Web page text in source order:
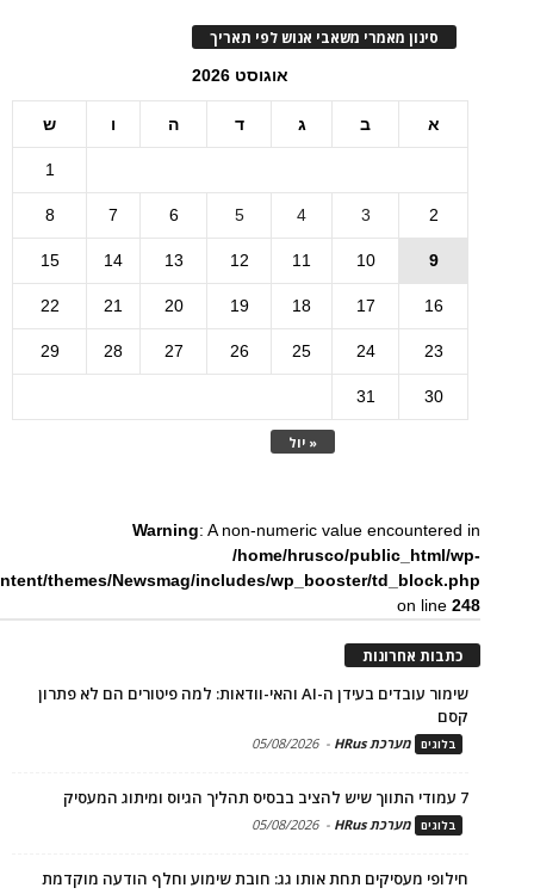
סינון מאמרי משאבי אנוש לפי תאריך
אוגוסט 2026
א ב ג ד ה ו ש
« יול
1
2
3
4
5
6
7
8
9
10
11
12
13
14
15
16
17
18
19
20
21
22
23
24
25
26
27
28
29
30
31
Warning: A non-numeric value encountered in
/home/hrusco/public_html/wp-
themes/Newsmag/includes/wp_booster/td_block.php
on line248
כתבות אחרונות
שימור עובדים בעידן ה-AI והאי-וודאות: למה פיטורים הם לא פתרון
קסם
בלוגים מערכת HRus -
05/08/2026
7 עמודי התווך שיש להציב בבסיס תהליך הגיוס ומיתוג המעסיק
בלוגים מערכת HRus -
05/08/2026
חילופי מעסיקים תחת אותו גג: חובת שימוע וחלף הודעה מוקדמת